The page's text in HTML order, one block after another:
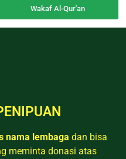
Wakaf Al-Qur'an
nama lembaga dan bisa
meminta donasi atas